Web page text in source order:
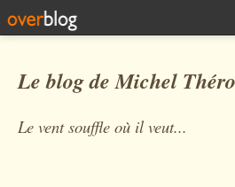
Le blog de Michel
Le vent souffle où il veut...